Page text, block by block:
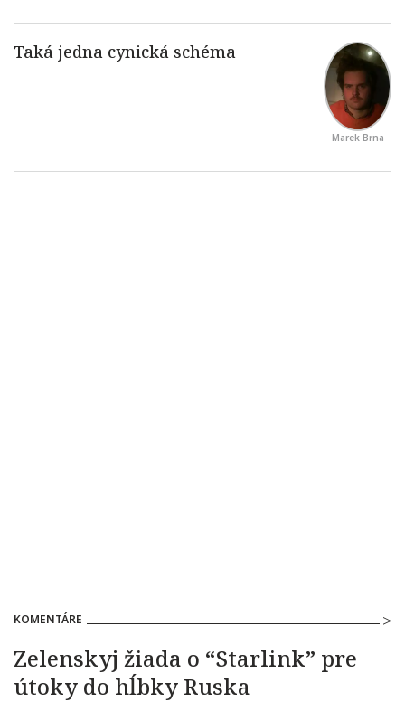
Marek Brna
KOMENTÁRE
Zelenskyj žiada o “Starlink” pre
útoky do hĺbky Ruska